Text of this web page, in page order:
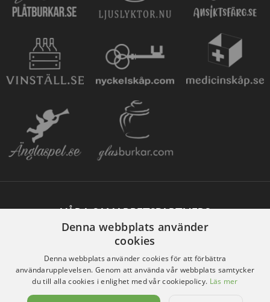
VÅRA SAMARBETSPARTNERS
Denna webbplats använder
cookies
Denna webbplats använder cookies för att förbättra
användarupplevelsen. Genom att använda vår webbplats samtycker
du till alla cookies i enlighet med vår cookiepolicy. Läs mer